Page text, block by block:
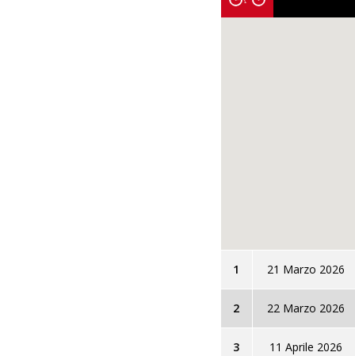
1 21 Marzo 2026
2 22 Marzo 2026
3 11 Aprile 2026